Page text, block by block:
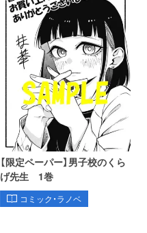
【限定ペーパー】男子校のくら
げ先生 1巻
コミック・ラノベ